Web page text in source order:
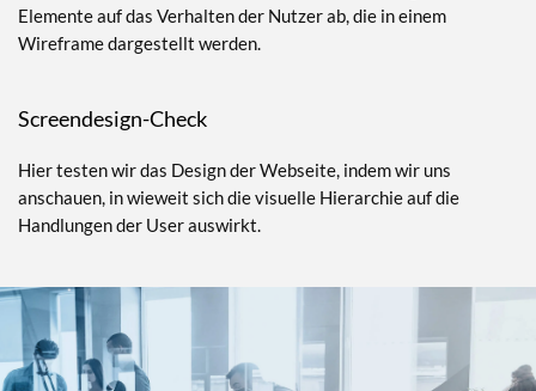
Elemente auf das Verhalten der Nutzer ab, die in einem
Wireframe dargestellt werden.
Screendesign-Check
Hier testen wir das Design der Webseite, indem wir uns
anschauen, in wieweit sich die visuelle Hierarchie auf die
Handlungen der User auswirkt.